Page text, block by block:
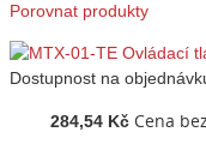
Porovnat produkty
Dostupnost na
284,54 Kč Cena